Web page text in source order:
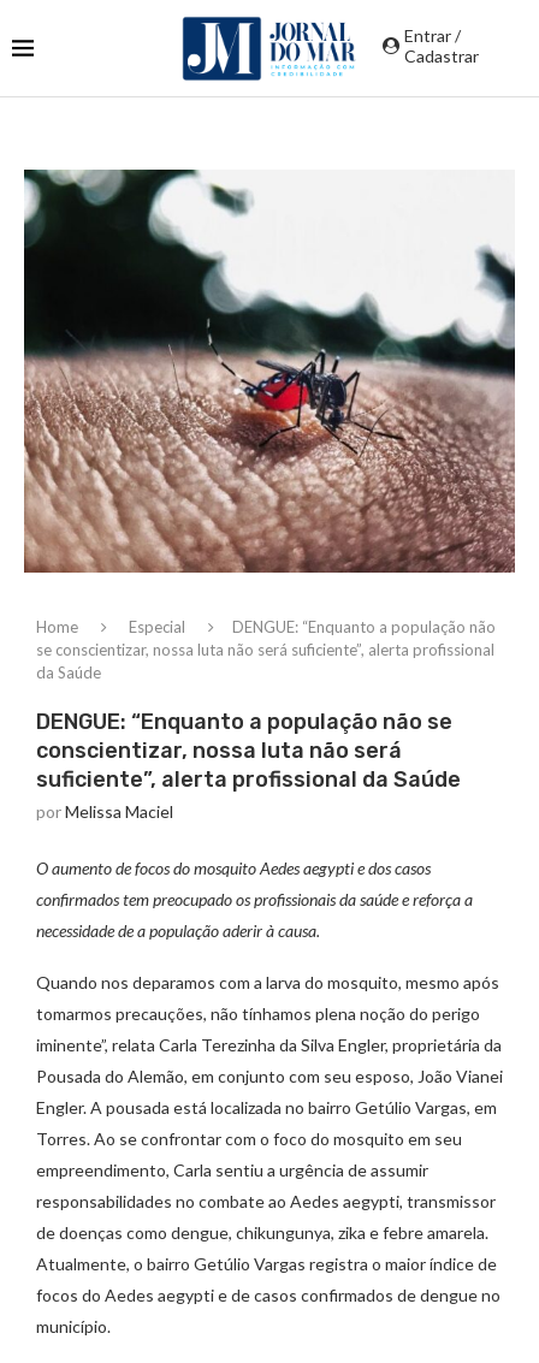
Entrar /
Cadastrar
Home Especial
DENGUE: “Enquanto a população não
se conscientizar, nossa luta não será suficiente”, alerta profissional
da Saúde
DENGUE: “Enquanto a população não se
conscientizar, nossa luta não será
suficiente”, alerta profissional da Saúde
porMelissa Maciel
O aumento de focos do mosquito Aedes aegypti e dos casos
confirmados tem preocupado os profissionais da saúde e reforça a
necessidade de a população aderir à causa.
Quando nos deparamos com a larva do mosquito, mesmo após
tomarmos precauções, não tínhamos plena noção do perigo
iminente”, relata Carla Terezinha da Silva Engler, proprietária da
Pousada do Alemão, em conjunto com seu esposo, João Vianei
Engler. A pousada está localizada no bairro Getúlio Vargas, em
Torres. Ao se confrontar com o foco do mosquito em seu
empreendimento, Carla sentiu a urgência de assumir
responsabilidades no combate ao Aedes aegypti, transmissor
de doenças como dengue, chikungunya, zika e febre amarela.
Atualmente, o bairro Getúlio Vargas registra o maior índice de
focos do Aedes aegypti e de casos confirmados de dengue no
município.